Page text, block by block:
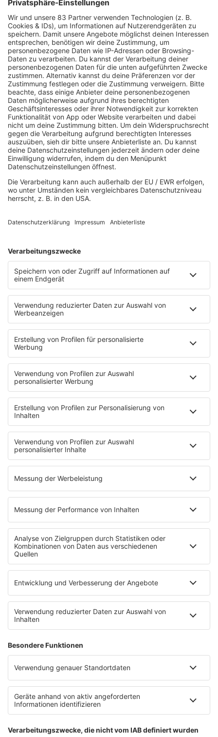
80s80s
80s80s ALTERNATIVE
80s80s BOWIE
80s80s BREAKDANCE
80s80s DANCE
80s80s DARK WAVE
80s80s DEPECHE MODE
80s80s DEUTSCH
80s80s DINNERPARTY
80s80s EBM
80s80s FREESTYLE
80s80s FUNK & SOUL
80s80s HIPHOP
80s80s IN THE MIX
80s80s ITALO DISCO
80s80s ITALO DISCO IN THE MIX
80s80s JACKSON
80s80s LIVE
80s80s MAXIS
80s80s PARTY
80s80s POP STORIES
80s80s PRINCE
80s80s QUEEN
80s80s REGGAE
80s80s ROCK
80s80s ROMANTIC ROCK
80s80s SOUL BALLADS
80s80s SUMMER
80s80s TECHNO
80s80s WAVE
80s80s XMAS
80s80s YACHT ROCK
60s und 70s gibt es auf NORA
Musik
80s Musik in der DDR
Peters Pop Stories
News
Songsuche
Voting
Wunschtitel
Service
Kontakt
Datenschutz
Datenschutzeinstellungen
Impressum
90s90s.de
Werbung buchen
Teilnahmebedingungen
depechemode.de
Jobs bei 80s80s